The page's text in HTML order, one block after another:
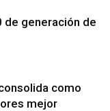
de generación de
como
mejor